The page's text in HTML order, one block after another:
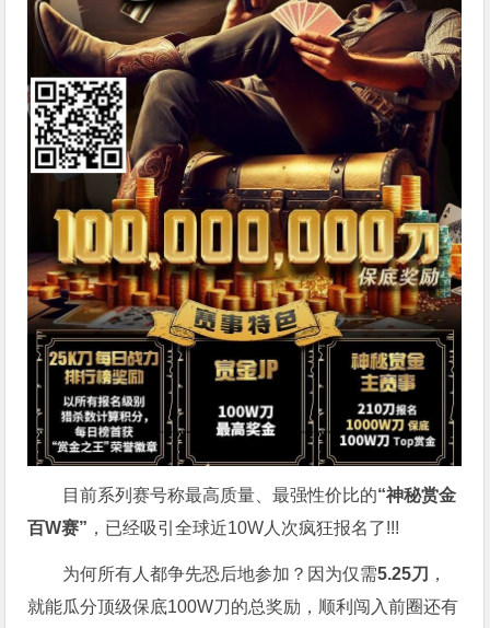
目前系列赛号称最高质量、最强性价比的“神秘赏金
百W赛” ，已经吸引全球近10W人次疯狂报名了!!!
为何所有人都争先恐后地参加？因为仅需5.25刀 ，
就能瓜分顶级保底100W刀的总奖励，顺利闯入前圈还有